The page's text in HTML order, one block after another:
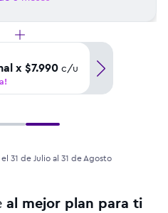
x $7.990 c/u
31 de Julio al 31 de Agosto
al mejor plan para ti